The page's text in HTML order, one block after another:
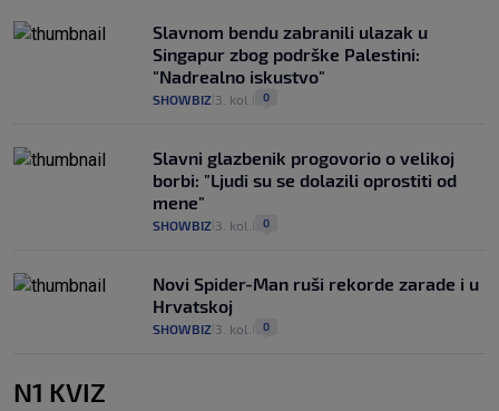
Slavnom bendu zabranili ulazak u
Singapur zbog podrške Palestini:
"Nadrealno iskustvo"
SHOWBIZ 3. kol. 0
Slavni glazbenik progovorio o velikoj
borbi: "Ljudi su se dolazili oprostiti od
mene"
SHOWBIZ 3. kol. 0
Novi Spider-Man ruši rekorde zarade i u
Hrvatskoj
SHOWBIZ 3. kol. 0
N1 KVIZ